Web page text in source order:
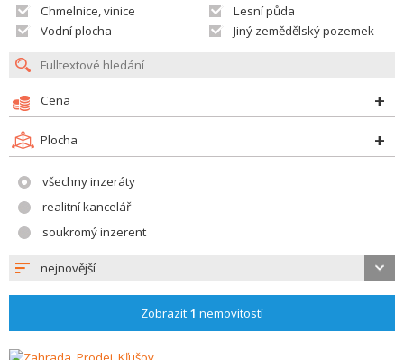
Chmelnice, vinice
Lesní půda
Vodní plocha
Jiný zemědělský pozemek
Cena
Plocha
všechny inzeráty
realitní kancelář
soukromý inzerent
nejnovější
Zobrazit 1 nemovitostí